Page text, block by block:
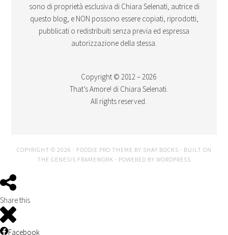
sono di proprietà esclusiva di Chiara Selenati, autrice di
questo blog, e NON possono essere copiati, riprodotti,
pubblicati o redistribuiti senza previa ed espressa
autorizzazione della stessa.
Copyright © 2012 – 2026
That’s Amore! di Chiara Selenati.
All rights reserved.
COPYRIGHT © 2026 · FOODIE PRO THEME BY SHAY BOCKS · BUILT ON
THE GENESIS FRAMEWORK · POWERED BY WORDPRESS
Share this
Facebook